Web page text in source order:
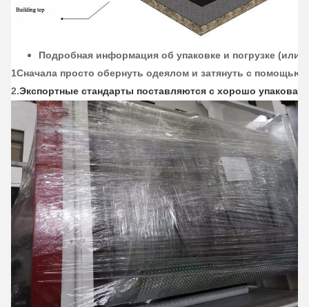
Подробная информация об упаковке и погрузке (или
1Сначала просто обернуть одеялом и затянуть с помощью
2.Экспортные стандарты поставляются с хорошо